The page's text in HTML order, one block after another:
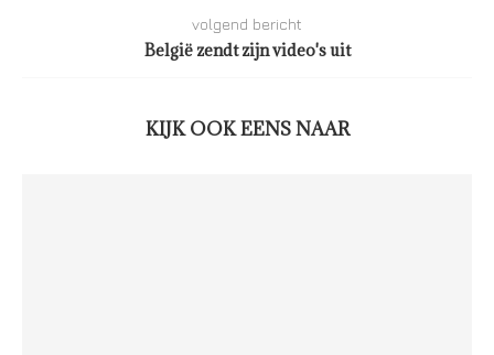
volgend bericht
België zendt zijn video's uit
KIJK OOK EENS NAAR